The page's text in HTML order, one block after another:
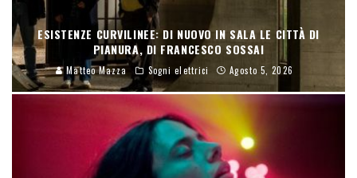
ESISTENZE CURVILINEE: DI NUOVO IN SALA LE CITTÀ DI
PIANURA, DI FRANCESCO SOSSAI
Matteo Mazza Sogni elettrici Agosto 5, 2026